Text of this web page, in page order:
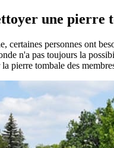
une pierre
certaines personnes ont
n'a pas toujours la
pierre tombale des